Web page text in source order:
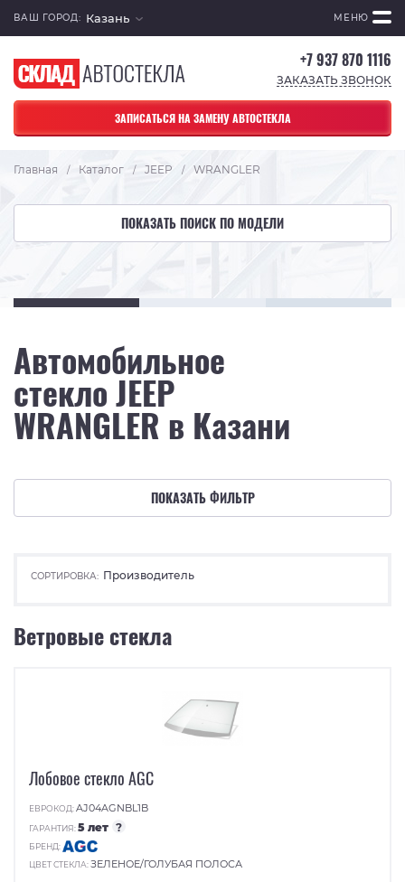
ВАШ ГОРОД: Казань МЕНЮ
+7 937 870 1116
ЗАКАЗАТЬ ЗВОНОК
ЗАПИСАТЬСЯ НА ЗАМЕНУ АВТОСТЕКЛА
Главная / Каталог / JEEP / WRANGLER
ПОКАЗАТЬ ПОИСК ПО МОДЕЛИ
Автомобильное
стекло JEEP
WRANGLER в Казани
ПОКАЗАТЬ ФИЛЬТР
СОРТИРОВКА: Производитель
Ветровые стекла
Лобовое стекло AGC
ЕВРОКОД:AJ04AGNBL1B
ГАРАНТИЯ:5 лет ?
БРЕНД:
ЦВЕТ СТЕКЛА:ЗЕЛЕНОЕ/ГОЛУБАЯ ПОЛОСА